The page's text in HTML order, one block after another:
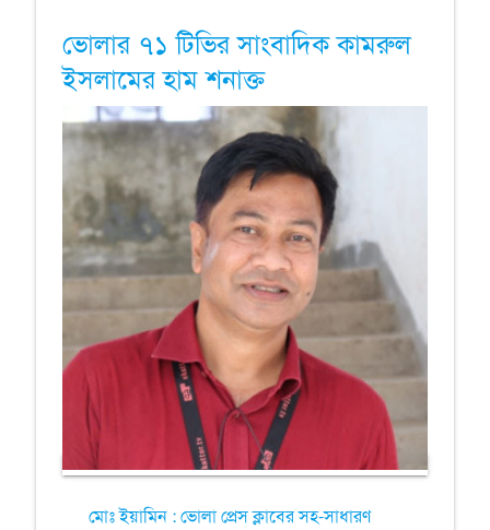
ভোলার ৭১ টিভির সাংবাদিক কামরুল
ইসলামের হাম শনাক্ত
মোঃ ইয়ামিন : ভোলা প্রেস ক্লাবের সহ-সাধারণ